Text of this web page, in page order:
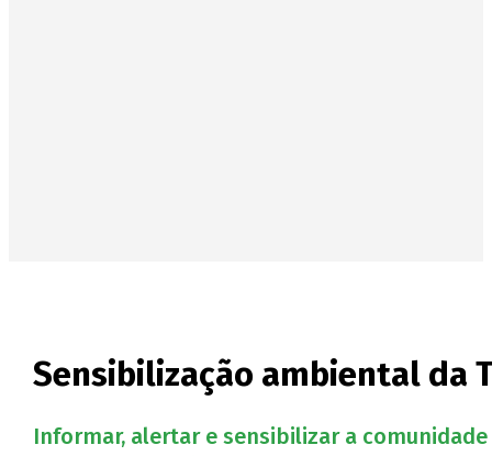
Sensibilização ambiental da
Informar, alertar e sensibilizar a